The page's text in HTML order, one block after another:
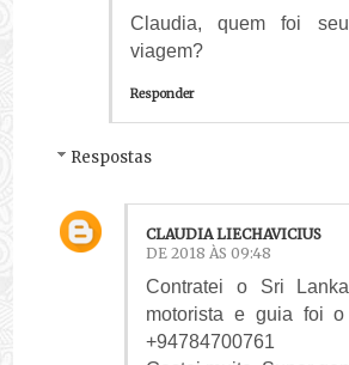
Claudia, quem foi
viagem?
Responder
Respostas
CLAUDIA LIECHAVICIUS
DE 2018 ÀS 09:48
Contratei o Sri
motorista e guia foi o
+94784700761